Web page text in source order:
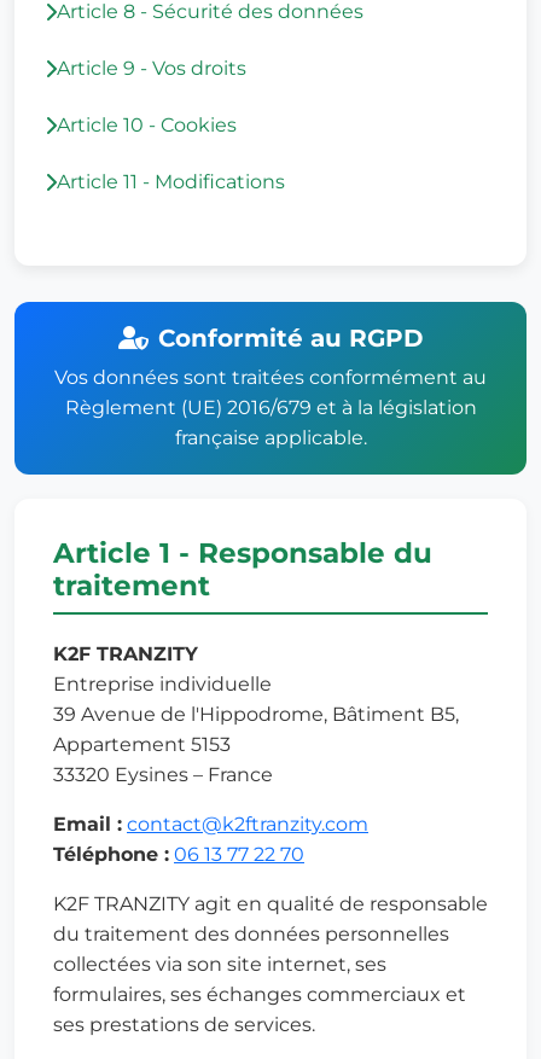
Article 8 - Sécurité des données
Article 9 - Vos droits
Article 10 - Cookies
Article 11 - Modifications
Conformité au RGPD
Vos données sont traitées conformément au
Règlement (UE) 2016/679 et à la législation
française applicable.
Article 1 - Responsable du
traitement
K2F TRANZITY
Entreprise individuelle
39 Avenue de l'Hippodrome, Bâtiment B5,
Appartement 5153
33320 Eysines – France
Email : contact@k2ftranzity.com
Téléphone : 06 13 77 22 70
K2F TRANZITY agit en qualité de responsable
du traitement des données personnelles
collectées via son site internet, ses
formulaires, ses échanges commerciaux et
ses prestations de services.